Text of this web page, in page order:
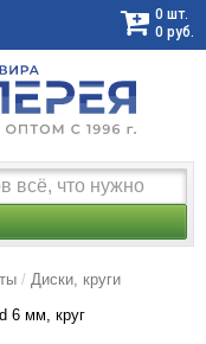
0 шт.
0 руб.
Диски, круги
6 мм, круг